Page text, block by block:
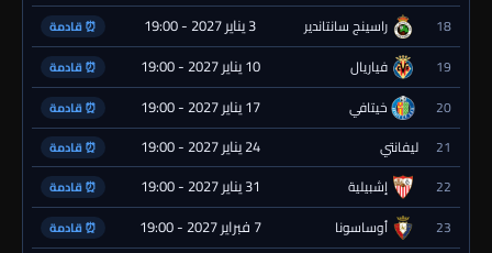
18 راسينج سانتاندير 3 يناير 2027 - 19:00 ⏰ قادمة
19 فياريال 10 يناير 2027 - 19:00 ⏰ قادمة
20 خيتافي 17 يناير 2027 - 19:00 ⏰ قادمة
21 ليفانتي 24 يناير 2027 - 19:00 ⏰ قادمة
22 إشبيلية 31 يناير 2027 - 19:00 ⏰ قادمة
23 أوساسونا 7 فبراير 2027 - 19:00 ⏰ قادمة